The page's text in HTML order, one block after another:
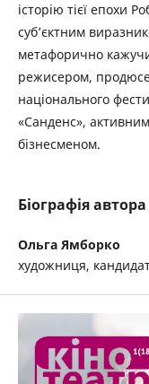
історію тієї епохи
суб’єктним
метафорично
режисером,
національного
«Санденс»,
бізнесменом.
Біографія автора
Ольга Ямборко
художниця,